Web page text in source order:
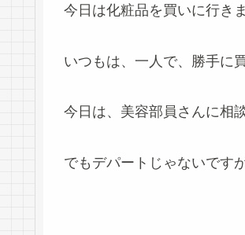
今日は化粧品を買いに行き
いつもは、一人で、勝手に
今日は、美容部員さんに相
でもデパートじゃないですが